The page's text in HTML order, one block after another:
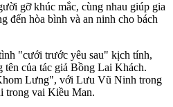
gỡ khúc mắc, cùng nhau giúp gia
đến hòa bình và an ninh cho bách
"cưới trước yêu sau" kịch tính,
tên của tác giả Bồng Lai Khách.
Lưng", với Lưu Vũ Ninh trong
trong vai Kiều Man.